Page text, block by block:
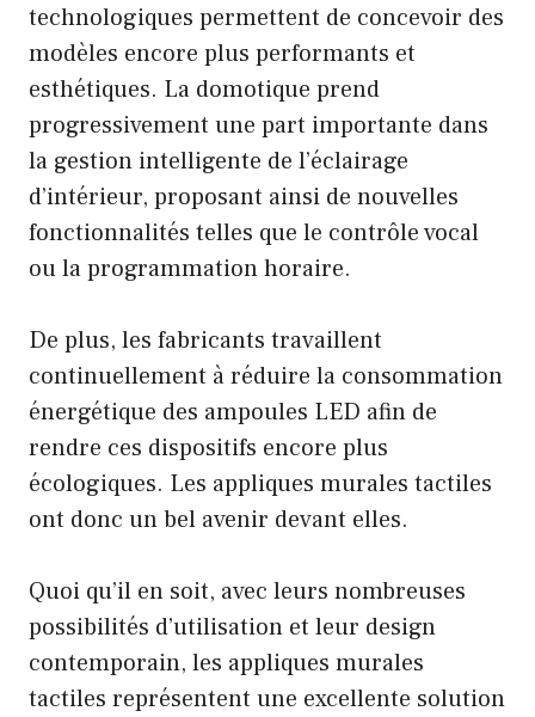
technologiques permettent de concevoir des
modèles encore plus performants et
esthétiques. La domotique prend
progressivement une part importante dans
la gestion intelligente de l’éclairage
d’intérieur, proposant ainsi de nouvelles
fonctionnalités telles que le contrôle vocal
ou la programmation horaire.
De plus, les fabricants travaillent
continuellement à réduire la consommation
énergétique des ampoules LED afin de
rendre ces dispositifs encore plus
écologiques. Les appliques murales tactiles
ont donc un bel avenir devant elles.
Quoi qu’il en soit, avec leurs nombreuses
possibilités d’utilisation et leur design
contemporain, les appliques murales
tactiles représentent une excellente solution